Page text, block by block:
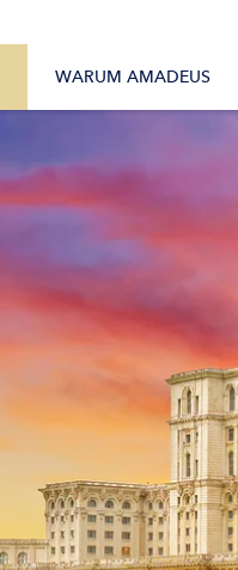
WARUM AMADEUS